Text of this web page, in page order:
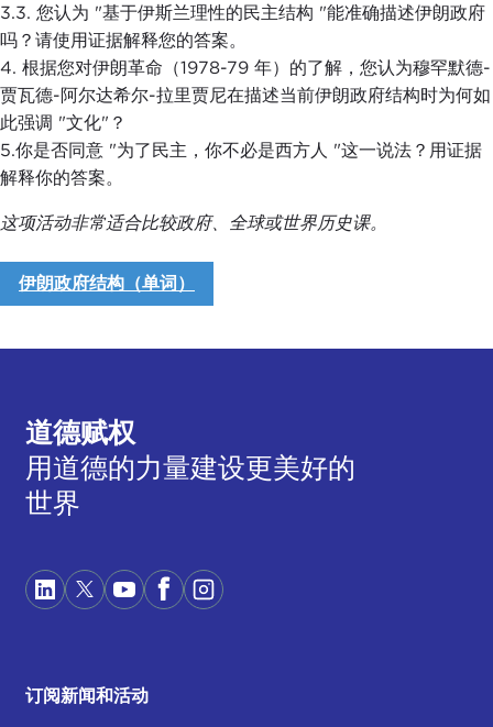
3.3. 您认为 "基于伊斯兰理性的民主结构 "能准确描述伊朗政府
吗？请使用证据解释您的答案。
4. 根据您对伊朗革命（1978-79 年）的了解，您认为穆罕默德-
贾瓦德-阿尔达希尔-拉里贾尼在描述当前伊朗政府结构时为何如
此强调 "文化"？
5.你是否同意 "为了民主，你不必是西方人 "这一说法？用证据
解释你的答案。
这项活动非常适合比较政府、全球或世界历史课。
伊朗政府结构（单词）
道德赋权
用道德的力量建设更美好的
世界
订阅新闻和活动